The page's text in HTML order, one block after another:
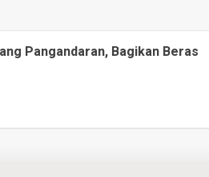
Pangandaran, Bagikan Beras